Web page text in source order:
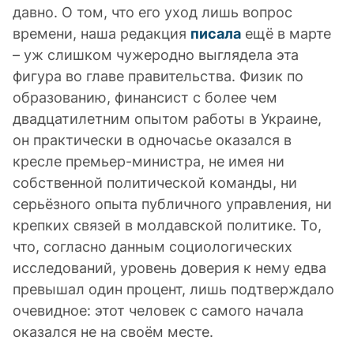
давно. О том, что его уход лишь вопрос
времени, наша редакция писала ещё в марте
– уж слишком чужеродно выглядела эта
фигура во главе правительства. Физик по
образованию, финансист с более чем
двадцатилетним опытом работы в Украине,
он практически в одночасье оказался в
кресле премьер-министра, не имея ни
собственной политической команды, ни
серьёзного опыта публичного управления, ни
крепких связей в молдавской политике. То,
что, согласно данным социологических
исследований, уровень доверия к нему едва
превышал один процент, лишь подтверждало
очевидное: этот человек с самого начала
оказался не на своём месте.